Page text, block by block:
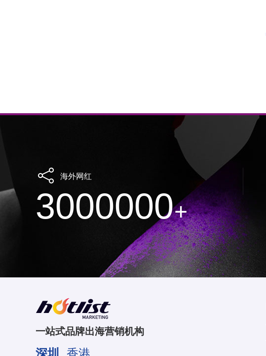
海外网红
3000000+
一站式品牌出海营销机构